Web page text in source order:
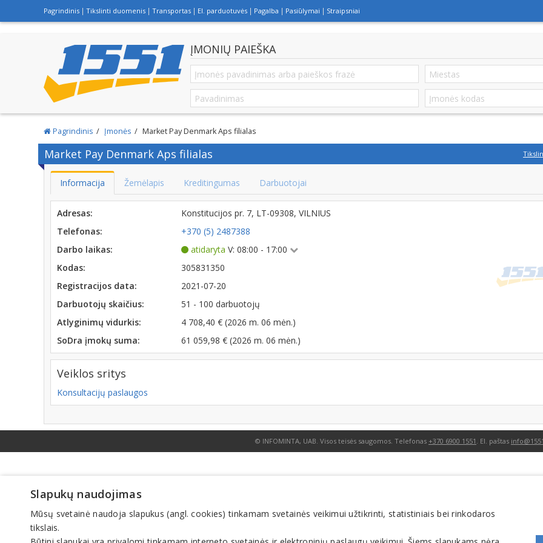
Pagrindinis Tikslinti duomenis Transportas El. parduotuvės Pagalba Pasiūlymai Straipsniai
ĮMONIŲ PAIEŠKA
Pagrindinis Įmonės Market Pay Denmark Aps filialas
Market Pay Denmark Aps filialas
Informacija Žemėlapis Kreditingumas Darbuotojai
Adresas:
Konstitucijos pr. 7, LT-09308, VILNIUS
Telefonas:
+370 (5) 2487388
Darbo laikas:
atidaryta V: 08:00 - 17:00
Kodas:
305831350
Registracijos data:
2021-07-20
Darbuotojų skaičius:
51 - 100 darbuotojų
Atlyginimų vidurkis:
4 708,40 € (2026 m. 06 mėn.)
SoDra įmokų suma:
61 059,98 € (2026 m. 06 mėn.)
Veiklos sritys
Konsultacijų paslaugos
© INFOMINTA, UAB. Visos teisės saugomos. Telefonas +370 6900 1551 . El. paštas
Slapukų naudojimas
Mūsų svetainė naudoja slapukus (angl. cookies) tinkamam svetainės veikimui užtikrinti, statistiniais bei rinkodaros
tikslais.